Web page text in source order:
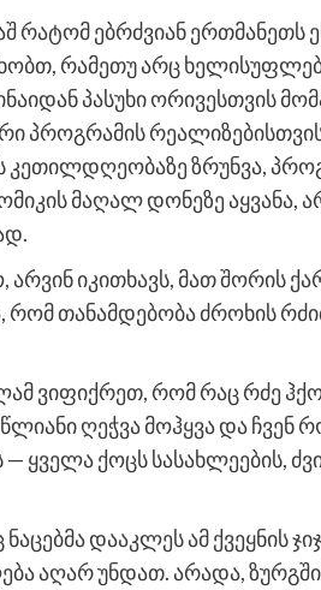
რატომ ებრძვიან ერთმანეთს
რამეთუ არც
პასუხი ორივესთვის
პროგრამის
კეთილდღეობაზე ზრუნვა,
მაღალ დონეზე აყვანა,
იკითხავს, მათ შორის
რომ თანამდებობა ძროხის
ვიფიქრეთ, რომ რაც რძე
ღეჭვა მოჰყვა და ჩვენ
ყველა ქოცს სასახლეების,
დააკლეს ამ ქვეყნის
აღარ უნდათ. არადა,